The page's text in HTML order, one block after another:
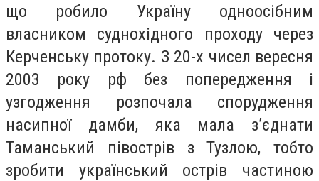
що робило Україну одноосібним
власником суднохідного проходу через
Керченську протоку. З 20-х чисел вересня
2003 року рф без попередження і
узгодження розпочала спорудження
насипної дамби, яка мала з’єднати
Таманський півострів з Тузлою, тобто
зробити український острів частиною